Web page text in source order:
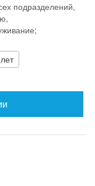
подразделений,